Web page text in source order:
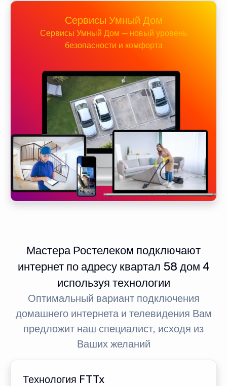
Сервисы Умный Дом
Сервисы Умный Дом — новый уровень
безопасности и комфорта
Мастера Ростелеком подключают
интернет по адресу квартал 58 дом 4
используя технологии
Оптимальный вариант подключения
домашнего интернета и телевидения Вам
предложит наш специалист, исходя из
Ваших желаний
Технология FTTx